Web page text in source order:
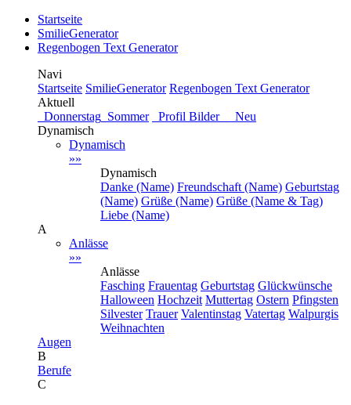
Startseite
SmilieGenerator
Regenbogen Text Generator
Navi
Startseite SmilieGenerator Regenbogen Text Generator
Aktuell
Donnerstag Sommer
Profil Bilder Neu
Dynamisch
Dynamisch
»»
Dynamisch
Danke (Name) Freundschaft (Name) Geburtstag
(Name) Grüße (Name) Grüße (Name & Tag)
Liebe (Name)
A
Anlässe
»»
Anlässe
Fasching Frauentag Geburtstag Glückwünsche
Halloween Hochzeit Muttertag Ostern Pfingsten
Silvester Trauer Valentinstag Vatertag Walpurgis
Weihnachten
Augen
B
Berufe
C